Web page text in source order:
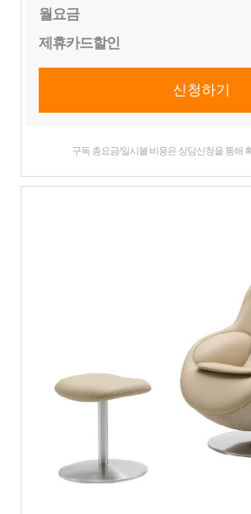
월요금
제휴카드할인
구독 총요금/일시불 비용은 상담신청을 통해